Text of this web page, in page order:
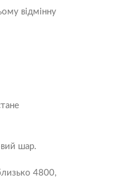
відмінну
шар.
4800,